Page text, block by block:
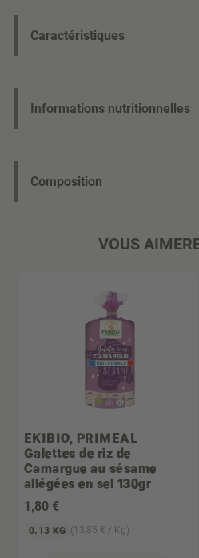
Caractéristiques
Informations nutritionnelles
Composition
VOUS
EKIBIO, PRIMEAL
Galettes de riz de
Camargue au sésame
allégées en sel 130gr
1 ,80 €
0.13 KG (13,85 € / Kg)